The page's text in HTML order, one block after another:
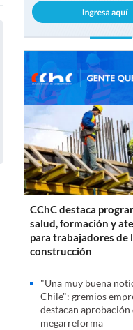
CChC destaca
salud, formación y
para trabajadores de
construcción
"Una muy buena
Chile": gremios
destacan aprobación
megarreforma